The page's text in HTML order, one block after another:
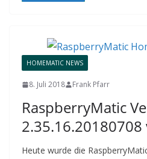
HOMEMATIC NEWS
8. Juli 2018 Frank Pfarr
RaspberryMatic
Heute wurde die